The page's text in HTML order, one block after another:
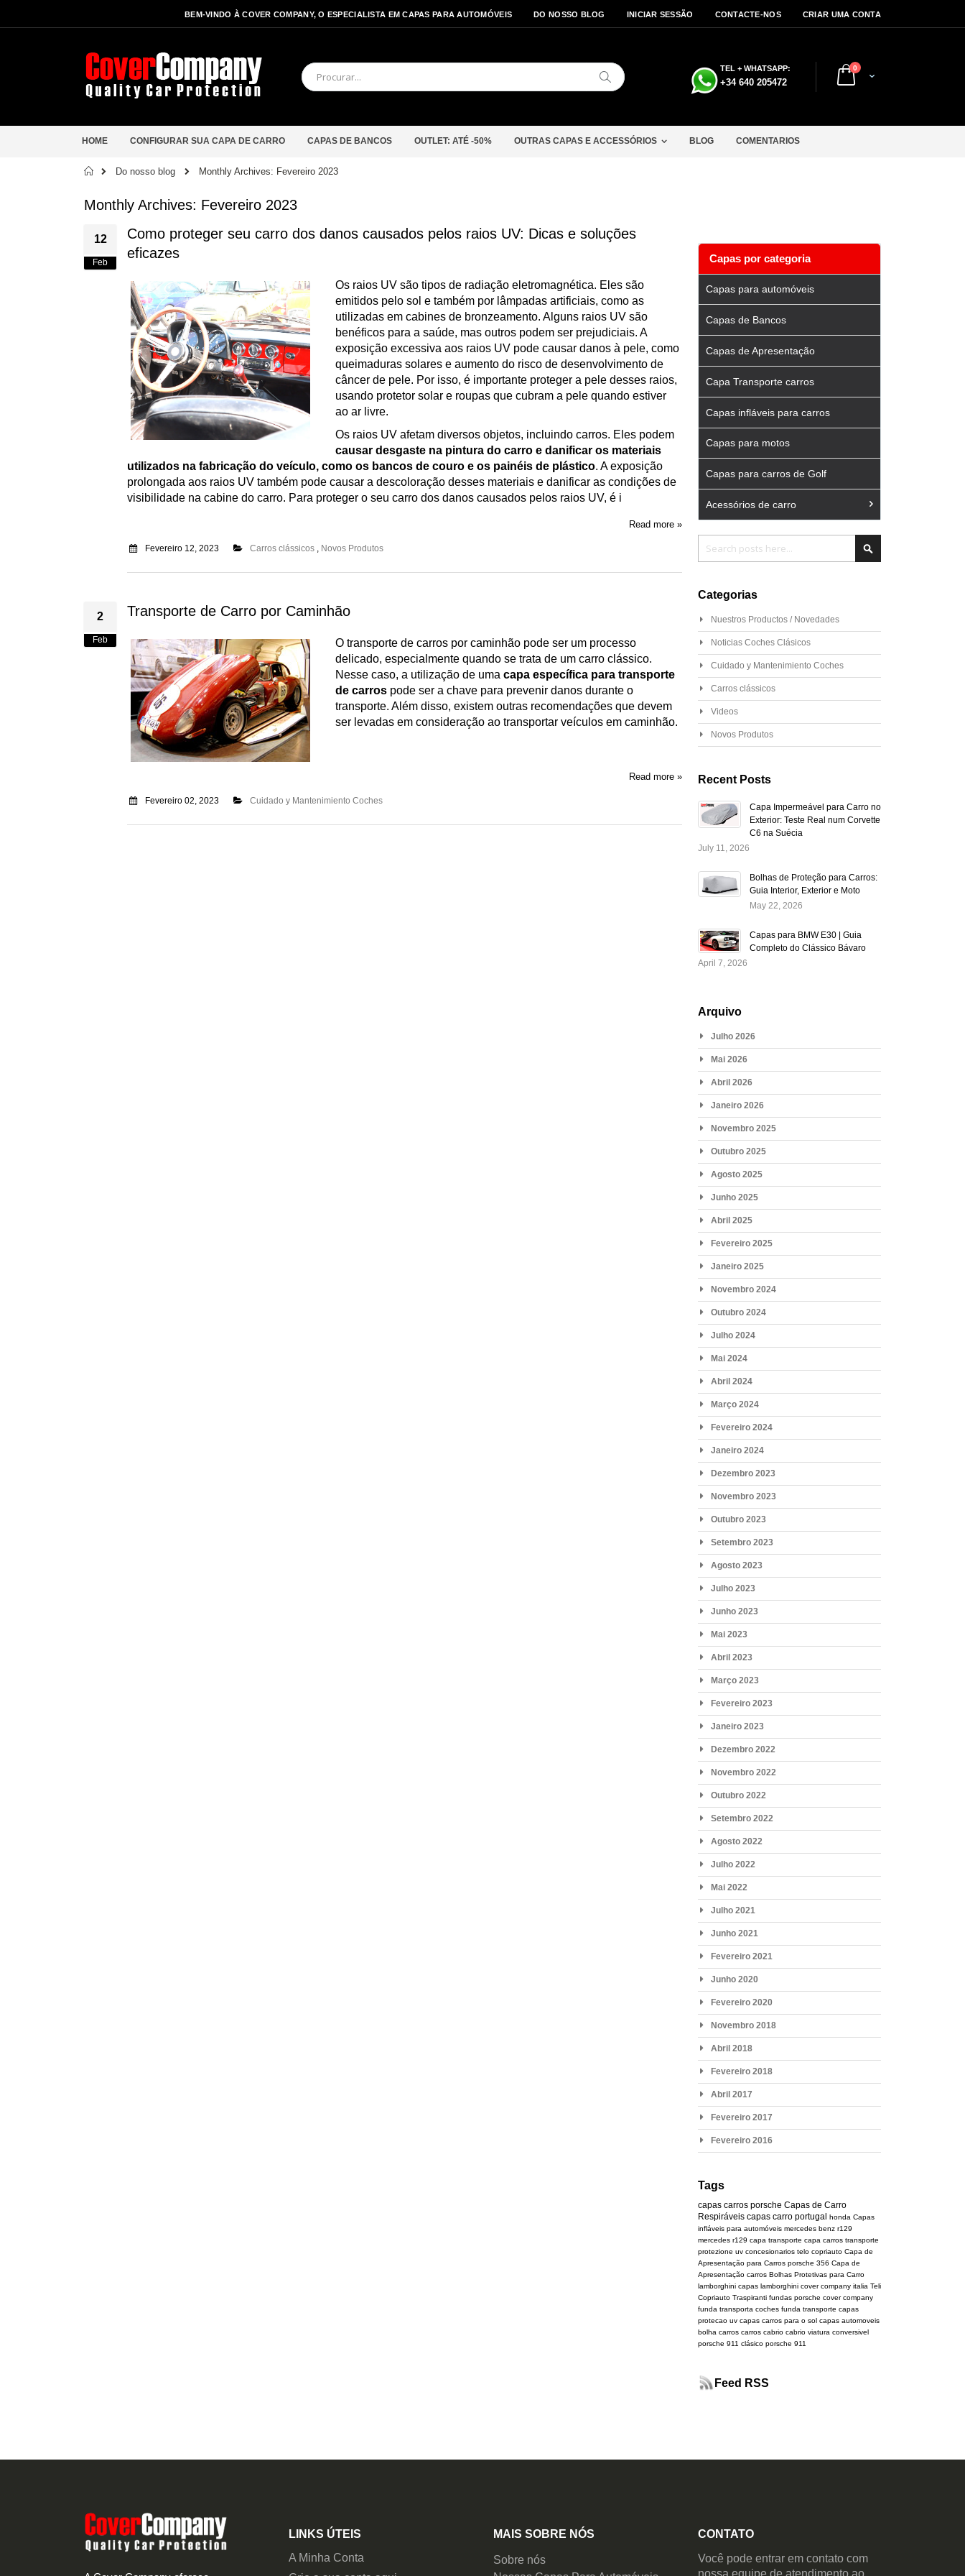
BEM-VINDO À COVER COMPANY, O ESPECIALISTA EM CAPAS PARA AUTOMÓVEIS DO NOSSO BLOG INICIAR SESSÃO CONTACTE-NOS CRIAR UMA CONTA
Cart
0artigos
Pesquisa
TEL + WHATSAPP:
+34 640 205472
HOME CONFIGURAR SUA CAPA DE CARRO CAPAS DE BANCOS OUTLET: ATÉ -50% OUTRAS CAPAS E ACCESSÓRIOS BLOG COMENTARIOS
InícioDo nosso blog Monthly Archives: Fevereiro 2023
Monthly Archives: Fevereiro 2023
12
Feb
Como proteger seu carro dos danos causados pelos raios UV: Dicas e soluções
eficazes
Os raios UV são tipos de radiação eletromagnética. Eles são
emitidos pelo sol e também por lâmpadas artificiais, como as
utilizadas em cabines de bronzeamento. Alguns raios UV são
benéficos para a saúde, mas outros podem ser prejudiciais. A
exposição excessiva aos raios UV pode causar danos à pele, como
queimaduras solares e aumento do risco de desenvolvimento de
câncer de pele. Por isso, é importante proteger a pele desses raios,
usando protetor solar e roupas que cubram a pele quando estiver
ao ar livre.
Os raios UV afetam diversos objetos, incluindo carros. Eles podem
causar desgaste na pintura do carro e danificar os materiais
utilizados na fabricação do veículo, como os bancos de couro e os painéis de plástico. A exposição
prolongada aos raios UV também pode causar a descoloração desses materiais e danificar as condições de
visibilidade na cabine do carro. Para proteger o seu carro dos danos causados pelos raios UV, é i
Read more »
Fevereiro 12, 2023 Carros clássicos, Novos Produtos
2
Feb
Transporte de Carro por Caminhão
O transporte de carros por caminhão pode ser um processo
delicado, especialmente quando se trata de um carro clássico.
Nesse caso, a utilização de uma capa específica para transporte
de carros pode ser a chave para prevenir danos durante o
transporte. Além disso, existem outras recomendações que devem
ser levadas em consideração ao transportar veículos em caminhão.
Read more »
Fevereiro 02, 2023 Cuidado y Mantenimiento Coches
Capas por categoria
Capas para automóveis
Capas de Bancos
Capas de Apresentação
Capa Transporte carros
Capas infláveis para carros
Capas para motos
Capas para carros de Golf
Acessórios de carro
Categorias
Nuestros Productos / Novedades
Noticias Coches Clásicos
Cuidado y Mantenimiento Coches
Carros clássicos
Videos
Novos Produtos
Recent Posts
Capa Impermeável para Carro no
Exterior: Teste Real num Corvette
C6 na Suécia
July 11, 2026
Bolhas de Proteção para Carros:
Guia Interior, Exterior e Moto
May 22, 2026
Capas para BMW E30 | Guia
Completo do Clássico Bávaro
April 7, 2026
Arquivo
Julho 2026
Mai 2026
Abril 2026
Janeiro 2026
Novembro 2025
Outubro 2025
Agosto 2025
Junho 2025
Abril 2025
Fevereiro 2025
Janeiro 2025
Novembro 2024
Outubro 2024
Julho 2024
Mai 2024
Abril 2024
Março 2024
Fevereiro 2024
Janeiro 2024
Dezembro 2023
Novembro 2023
Outubro 2023
Setembro 2023
Agosto 2023
Julho 2023
Junho 2023
Mai 2023
Abril 2023
Março 2023
Fevereiro 2023
Janeiro 2023
Dezembro 2022
Novembro 2022
Outubro 2022
Setembro 2022
Agosto 2022
Julho 2022
Mai 2022
Julho 2021
Junho 2021
Fevereiro 2021
Junho 2020
Fevereiro 2020
Novembro 2018
Abril 2018
Fevereiro 2018
Abril 2017
Fevereiro 2017
Fevereiro 2016
Tags
capas carros porsche Capas de Carro
Respiráveis capas carro portugal honda Capas
infláveis para automóveis mercedes benz r129
mercedes r129 capa transporte capa carros transporte
protezione uv concesionarios telo copriauto Capa de
Apresentação para Carros porsche 356 Capa de
Apresentação carros Bolhas Protetivas para Carro
lamborghini capas lamborghini cover company italia Teli
Copriauto Traspiranti fundas porsche cover company
funda transporta coches funda transporte capas
protecao uv capas carros para o sol capas automoveis
bolha carros carros cabrio cabrio viatura conversivel
porsche 911 clásico porsche 911
Feed RSS
LINKS ÚTEIS
A Minha Conta
MAIS SOBRE NÓS
Sobre nós
CONTATO
Você pode entrar em contato com
nossa equipe de atendimento ao